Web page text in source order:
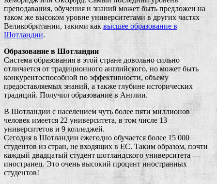
преподавания, обучения и знаний может быть предложен на
таком же высоком уровне университетами в других частях
Великобритании, такими как высшее образование в
Шотландии.
Образование в Шотландии
Система образования в этой стране довольно сильно
отличается от традиционного английского, но может быть
конкурентоспособной по эффективности, объему
предоставляемых знаний, а также глубине исторических
традиций. Получил образование в Англии.
В Шотландии с населением чуть более пяти миллионов
человек имеется 22 университета, в том числе 13
университетов и 9 колледжей.
Сегодня в Шотландии ежегодно обучается более 15 000
студентов из стран, не входящих в ЕС. Таким образом, почти
каждый двадцатый студент шотландского университета —
иностранец. Это очень высокий процент иностранных
студентов!